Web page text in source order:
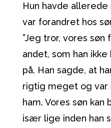
Hun havde
var forandret hos
”Jeg tror, vores
andet, som han
på. Han sagde, at
rigtig meget og
ham. Vores søn
især lige inden han